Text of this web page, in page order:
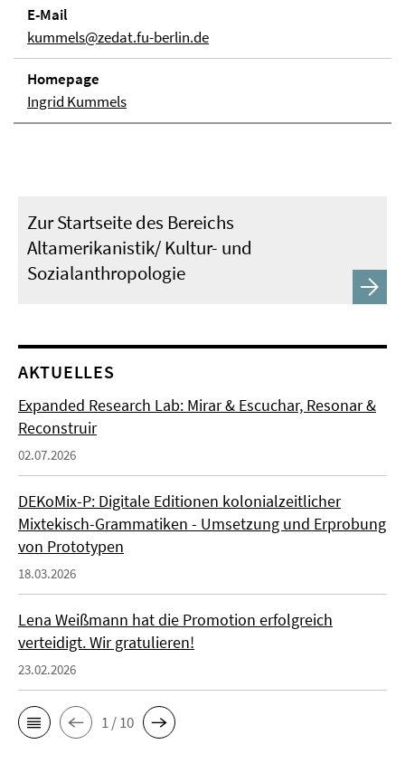
E-Mail
kummels@zedat.fu-berlin.de
Homepage
Ingrid Kummels
Zur Startseite des Bereichs
Altamerikanistik/ Kultur- und
Sozialanthropologie
AKTUELLES
Expanded Research Lab: Mirar & Escuchar, Resonar &
Reconstruir
02.07.2026
DEKoMix-P: Digitale Editionen kolonialzeitlicher
Mixtekisch-Grammatiken - Umsetzung und Erprobung
von Prototypen
18.03.2026
Lena Weißmann hat die Promotion erfolgreich
verteidigt. Wir gratulieren!
23.02.2026
1 / 10